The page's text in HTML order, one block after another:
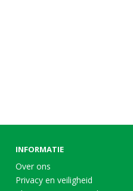
INFORMATIE
Over ons
Privacy en veiligheid